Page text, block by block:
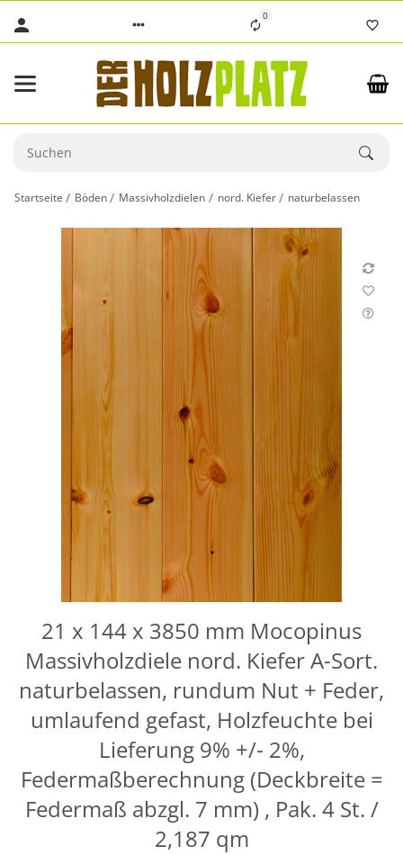
0
Startseite Böden Massivholzdielen nord. Kiefer naturbelassen
21 x 144 x 3850 mm Mocopinus
Massivholzdiele nord. Kiefer A-Sort.
naturbelassen, rundum Nut + Feder,
umlaufend gefast, Holzfeuchte bei
Lieferung 9% +/- 2%,
Federmaßberechnung (Deckbreite =
Federmaß abzgl. 7 mm) , Pak. 4 St. /
2,187 qm